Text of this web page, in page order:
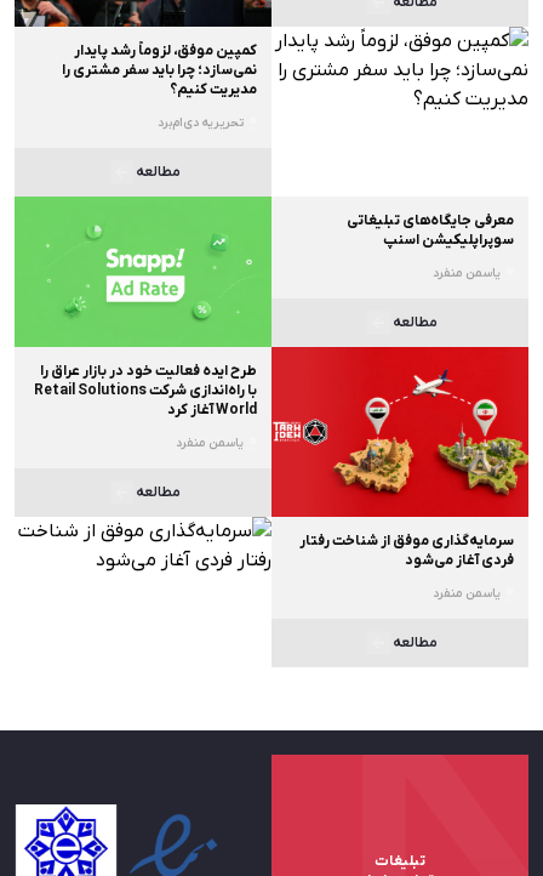
کمپین موفق، لزوماً رشد پایدار
نمی‌سازد؛ چرا باید سفر مشتری را
مدیریت کنیم؟
تحریریه دی‌ام‌برد
مطالعه
معرفی جایگاه‌های تبلیغاتی
سوپراپلیکیشن اسنپ
یاسمن منفرد
مطالعه
طرح ایده فعالیت خود در بازار عراق را
با راه‌اندازی شرکت Retail Solutions
World آغاز کرد
یاسمن منفرد
مطالعه
سرمایه‌گذاری موفق از شناخت رفتار
فردی آغاز می‌شود
یاسمن منفرد
مطالعه
تبلیغات